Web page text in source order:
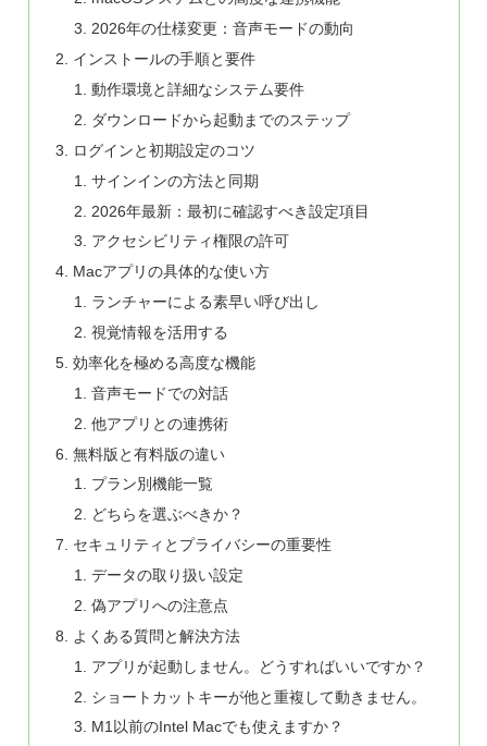
2026年の仕様変更：音声モードの動向
インストールの手順と要件
動作環境と詳細なシステム要件
ダウンロードから起動までのステップ
ログインと初期設定のコツ
サインインの方法と同期
2026年最新：最初に確認すべき設定項目
アクセシビリティ権限の許可
Macアプリの具体的な使い方
ランチャーによる素早い呼び出し
視覚情報を活用する
効率化を極める高度な機能
音声モードでの対話
他アプリとの連携術
無料版と有料版の違い
プラン別機能一覧
どちらを選ぶべきか？
セキュリティとプライバシーの重要性
データの取り扱い設定
偽アプリへの注意点
よくある質問と解決方法
アプリが起動しません。どうすればいいですか？
ショートカットキーが他と重複して動きません。
M1以前のIntel Macでも使えますか？